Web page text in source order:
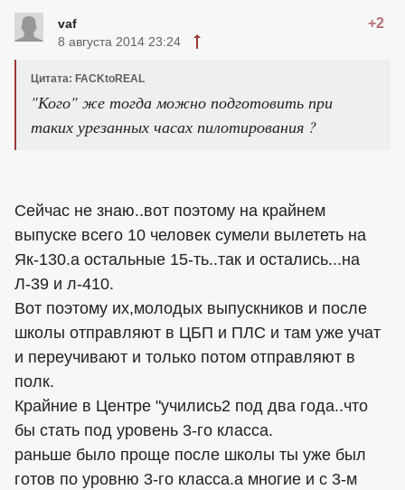
vaf +2
8 августа 2014 23:24
Цитата: FACKtoREAL
"Кого" же тогда можно подготовить при
таких урезанных часах пилотирования ?
Сейчас не знаю..вот поэтому на крайнем
выпуске всего 10 человек сумели вылететь на
Як-130.а остальные 15-ть..так и остались...на
Л-39 и л-410.
Вот поэтому их,молодых выпускников и после
школы отправляют в ЦБП и ПЛС и там уже учат
и переучивают и только потом отправляют в
полк.
Крайние в Центре "учились2 под два года..что
бы стать под уровень 3-го класса.
раньше было проще после школы ты уже был
готов по уровню 3-го класса.а многие и с 3-м